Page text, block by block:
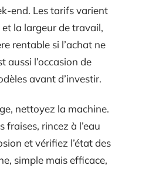
end. Les tarifs varient
la largeur de travail,
rentable si l’achat ne
aussi l’occasion de
avant d’investir.
nettoyez la machine.
fraises, rincez à l’eau
et vérifiez l’état des
simple mais efficace,